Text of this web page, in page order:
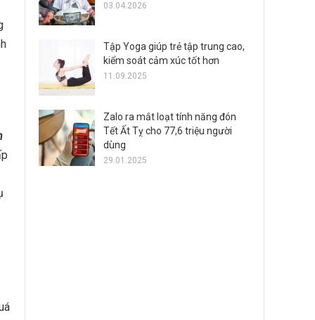
03.04.2026
Tập Yoga giúp trẻ tập trung cao,
kiểm soát cảm xúc tốt hơn
11.09.2025
Zalo ra mắt loạt tính năng đón
Tết Ất Tỵ cho 77,6 triệu người
dùng
29.01.2025